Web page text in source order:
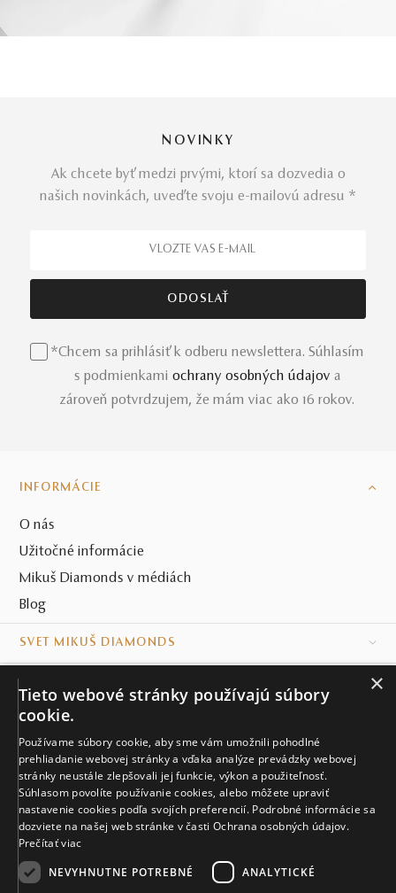
NOVINKY
Ak chcete byť medzi prvými, ktorí sa dozvedia o
našich novinkách, uveďte svoju e-mailovú adresu *
*Chcem sa prihlásiť k odberu newslettera. Súhlasím
s podmienkami ochrany osobných údajov a
zároveň potvrdzujem, že mám viac ako 16 rokov.
INFORMÁCIE
O nás
Užitočné informácie
Mikuš Diamonds v médiách
Blog
SVET MIKUŠ DIAMONDS
KONTAKT
Naše klenotníctva
Sídlo spoločnosti
×
Tieto webové stránky používajú súbory
cookie.
Používame súbory cookie, aby sme vám umožnili pohodlné
prehliadanie webovej stránky a vďaka analýze prevádzky webovej
stránky neustále zlepšovali jej funkcie, výkon a použiteľnosť.
Súhlasom povolíte používanie cookies, alebo môžete upraviť
nastavenie cookies podľa svojích preferencií. Podrobné informácie sa
dozviete na našej web stránke v časti Ochrana osobných údajov.
Prečítať viac
NEVYHNUTNE POTREBNÉ
ANALYTICKÉ